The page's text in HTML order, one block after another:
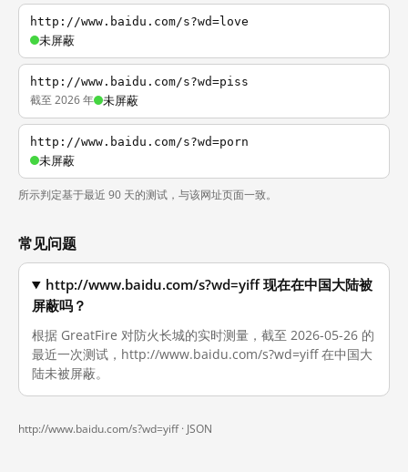
http://www.baidu.com/s?wd=love
未屏蔽
http://www.baidu.com/s?wd=piss
截至 2026 年 未屏蔽
http://www.baidu.com/s?wd=porn
未屏蔽
所示判定基于最近 90 天的测试，与该网址页面一致。
常见问题
http://www.baidu.com/s?wd=yiff 现在在中国大陆被
屏蔽吗？
根据 GreatFire 对防火长城的实时测量，截至 2026-05-26 的
最近一次测试，http://www.baidu.com/s?wd=yiff 在中国大
陆未被屏蔽。
http://www.baidu.com/s?wd=yiff · JSON